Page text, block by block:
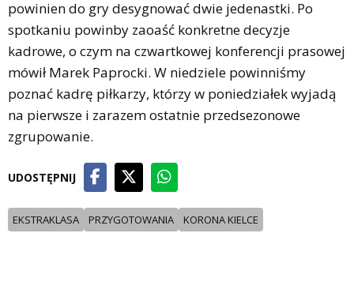
powinien do gry desygnować dwie jedenastki. Po
spotkaniu powinby zaoaść konkretne decyzje
kadrowe, o czym na czwartkowej konferencji prasowej
mówił Marek Paprocki. W niedziele powinniśmy
poznać kadrę piłkarzy, którzy w poniedziałek wyjadą
na pierwsze i zarazem ostatnie przedsezonowe
zgrupowanie.
UDOSTĘPNIJ
EKSTRAKLASA PRZYGOTOWANIA KORONA KIELCE